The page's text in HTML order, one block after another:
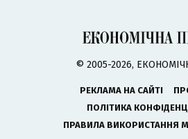
© 2005-2026,
РЕКЛАМА НА САЙТІ
ПОЛІТИКА
ПРАВИЛА ВИКОРИСТАННЯ